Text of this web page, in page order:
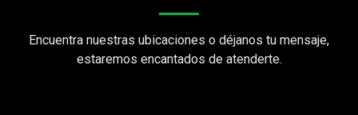
Encuentra nuestras ubicaciones o déjanos tu mensaje,
estaremos encantados de atenderte.